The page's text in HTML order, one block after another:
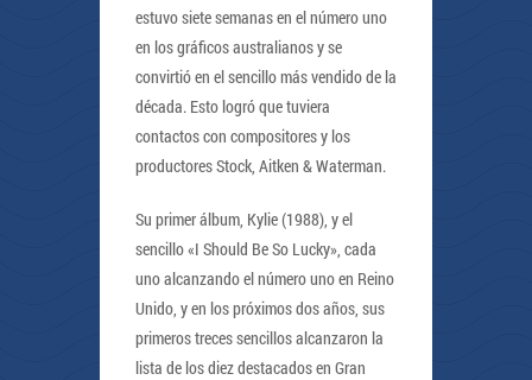
estuvo siete semanas en el número uno
en los gráficos australianos y se
convirtió en el sencillo más vendido de la
década. Esto logró que tuviera
contactos con compositores y los
productores Stock, Aitken & Waterman.
Su primer álbum, Kylie (1988), y el
sencillo «I Should Be So Lucky», cada
uno alcanzando el número uno en Reino
Unido, y en los próximos dos años, sus
primeros treces sencillos alcanzaron la
lista de los diez destacados en Gran